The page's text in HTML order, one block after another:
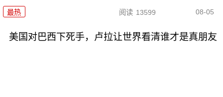
最热 阅读 13599 08-05
美国对巴西下死手，卢拉让世界看清谁才是真朋友